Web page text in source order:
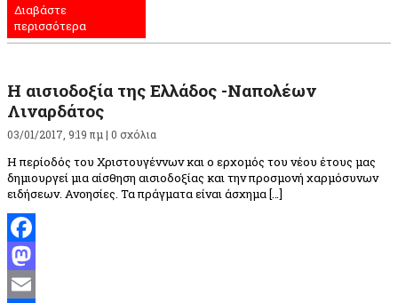
Μοιραστείτε
Διαβάστε
περισσότερα
Η αισιοδοξία της Ελλάδος -Ναπολέων
Λιναρδάτος
03/01/2017, 9:19 πμ | 0 σχόλια
Η περίοδός του Χριστουγέννων και ο ερχομός του νέου έτους μας
δημιουργεί μια αίσθηση αισιοδοξίας και την προσμονή χαρμόσυνων
ειδήσεων. Ανοησίες. Τα πράγματα είναι άσχημα […]
Facebook
Mastodon